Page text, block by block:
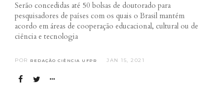
Serão concedidas até 50 bolsas de doutorado para
pesquisadores de países com os quais o Brasil mantém
acordo em áreas de cooperação educacional, cultural ou de
ciência e tecnologia
POR REDAÇÃO CIÊNCIA UFPR JAN 15, 2021